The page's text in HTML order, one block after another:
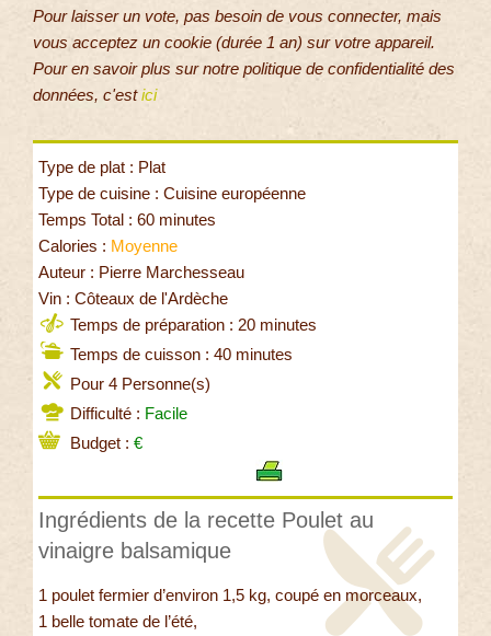
Pour laisser un vote, pas besoin de vous connecter, mais
vous acceptez un cookie (durée 1 an) sur votre appareil.
Pour en savoir plus sur notre politique de confidentialité des
données, c'estici
Type de plat : Plat
Type de cuisine : Cuisine européenne
Temps Total : 60 minutes
Calories : Moyenne
Auteur : Pierre Marchesseau
Vin : Côteaux de l'Ardèche
Temps de préparation : 20 minutes
Temps de cuisson : 40 minutes
Pour 4 Personne(s)
Difficulté : Facile
Budget : €
Ingrédients de la recette Poulet au
vinaigre balsamique
1 poulet fermier d’environ 1,5 kg, coupé en morceaux,
1 belle tomate de l’été,